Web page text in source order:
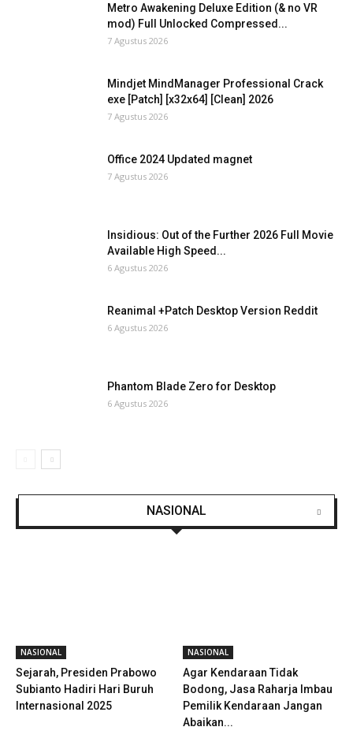
Metro Awakening Deluxe Edition (& no VR
mod) Full Unlocked Compressed...
7 Agustus 2026
Mindjet MindManager Professional Crack
exe [Patch] [x32x64] [Clean] 2026
7 Agustus 2026
Office 2024 Updated magnet
7 Agustus 2026
Insidious: Out of the Further 2026 Full Movie
Available High Speed...
6 Agustus 2026
Reanimal +Patch Desktop Version Reddit
6 Agustus 2026
Phantom Blade Zero for Desktop
6 Agustus 2026
NASIONAL
NASIONAL
Sejarah, Presiden Prabowo
Subianto Hadiri Hari Buruh
Internasional 2025
NASIONAL
Agar Kendaraan Tidak
Bodong, Jasa Raharja Imbau
Pemilik Kendaraan Jangan
Abaikan...